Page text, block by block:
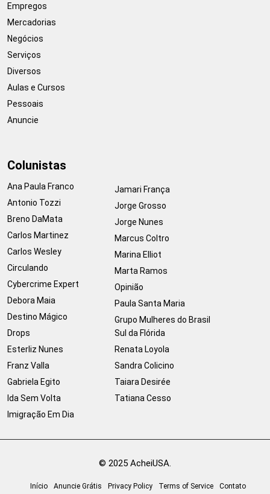
Empregos
Mercadorias
Negócios
Serviços
Diversos
Aulas e Cursos
Pessoais
Anuncie
Colunistas
Ana Paula Franco
Antonio Tozzi
Breno DaMata
Carlos Martinez
Carlos Wesley
Circulando
Cybercrime Expert
Debora Maia
Destino Mágico
Drops
Esterliz Nunes
Franz Valla
Gabriela Egito
Ida Sem Volta
Imigração Em Dia
Jamari França
Jorge Grosso
Jorge Nunes
Marcus Coltro
Marina Elliot
Marta Ramos
Opinião
Paula Santa Maria
Grupo Mulheres do Brasil
Sul da Flórida
Renata Loyola
Sandra Colicino
Taiara Desirée
Tatiana Cesso
© 2025 AcheiUSA.
Início Anuncie Grátis Privacy Policy Terms of Service Contato